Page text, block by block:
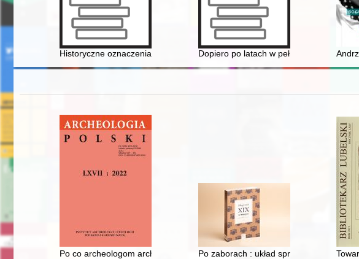
Historyczne oznaczenia strycharskie na ceramice budowlanej województwa
Dopiero po latach w pełni ją doceniłem
Po co archeologom archeologia? : raz jeszcze o "maskach" z Opola
Po zaborach : układ spraw polsko-